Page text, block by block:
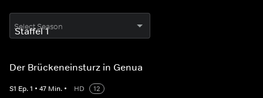
Select Season
Der Brückeneinsturz in Genua
S1 Ep.1 • 47 Min. • HD
12